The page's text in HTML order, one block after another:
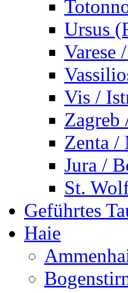
Ursus
Varese
Vis /
Zenta /
Jura /
St.
Geführtes
Haie